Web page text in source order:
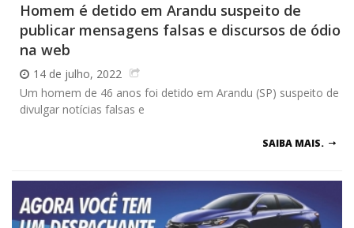
Homem é detido em Arandu suspeito de
publicar mensagens falsas e discursos de ódio
na web
14 de julho, 2022
Um homem de 46 anos foi detido em Arandu (SP) suspeito de
divulgar notícias falsas e
SAIBA MAIS.